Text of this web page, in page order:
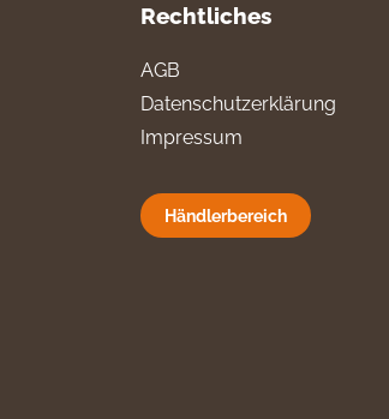
Rechtliches
AGB
Datenschutzerklärung
Impressum
Händlerbereich